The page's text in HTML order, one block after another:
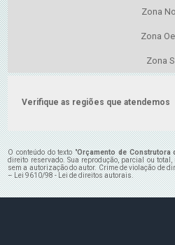
Zona
Zona
Zona
Verifique as regiões que atendemos
O conteúdo do texto "Orçamento de Construtora
direito reservado. Sua reprodução, parcial ou
sem a autorização do autor. Crime de violação de
–Lei 9610/98 - Lei de direitos autorais.